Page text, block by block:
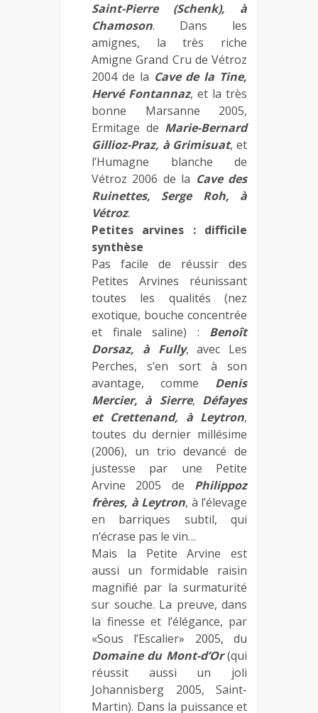
Saint-Pierre (Schenk), à
Chamoson. Dans les
amignes, la très riche
Amigne Grand Cru de Vétroz
2004 de la Cave de la Tine,
Hervé Fontannaz, et la très
bonne Marsanne 2005,
Ermitage de Marie-Bernard
Gillioz-Praz, à Grimisuat, et
l’Humagne blanche de
Vétroz 2006 de la Cave des
Ruinettes, Serge Roh, à
Vétroz.
Petites arvines : difficile
synthèse
Pas facile de réussir des
Petites Arvines réunissant
toutes les qualités (nez
exotique, bouche concentrée
et finale saline) : Benoît
Dorsaz, à Fully, avec Les
Perches, s’en sort à son
avantage, comme Denis
Mercier, à Sierre, Défayes
et Crettenand, à Leytron,
toutes du dernier millésime
(2006), un trio devancé de
justesse par une Petite
Arvine 2005 de Philippoz
frères, à Leytron, à l’élevage
en barriques subtil, qui
n’écrase pas le vin…
Mais la Petite Arvine est
aussi un formidable raisin
magnifié par la surmaturité
sur souche. La preuve, dans
la finesse et l’élégance, par
«Sous l’Escalier» 2005, du
Domaine du Mont-d’Or(qui
réussit aussi un joli
Johannisberg 2005, Saint-
Martin). Dans la puissance et